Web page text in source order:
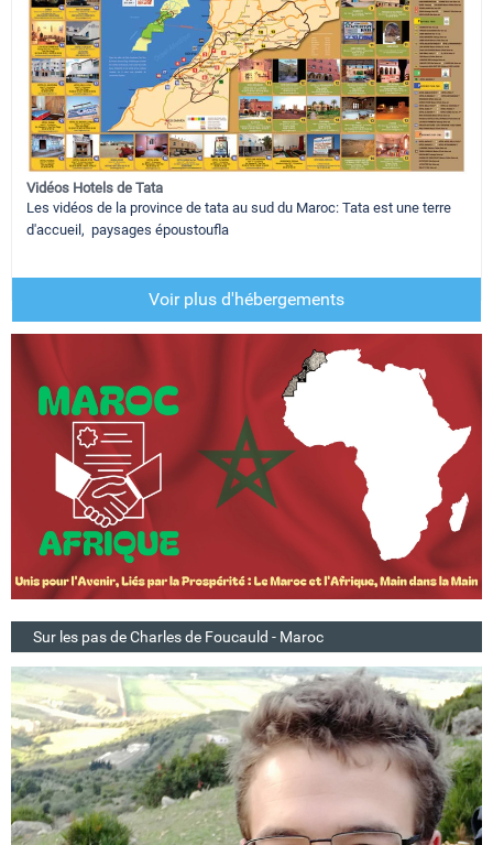
Vidéos Hotels de Tata
Les vidéos de la province de tata au sud du Maroc: Tata est une terre
d'accueil, paysages époustoufla
Voir plus d'hébergements
Sur les pas de Charles de Foucauld - Maroc